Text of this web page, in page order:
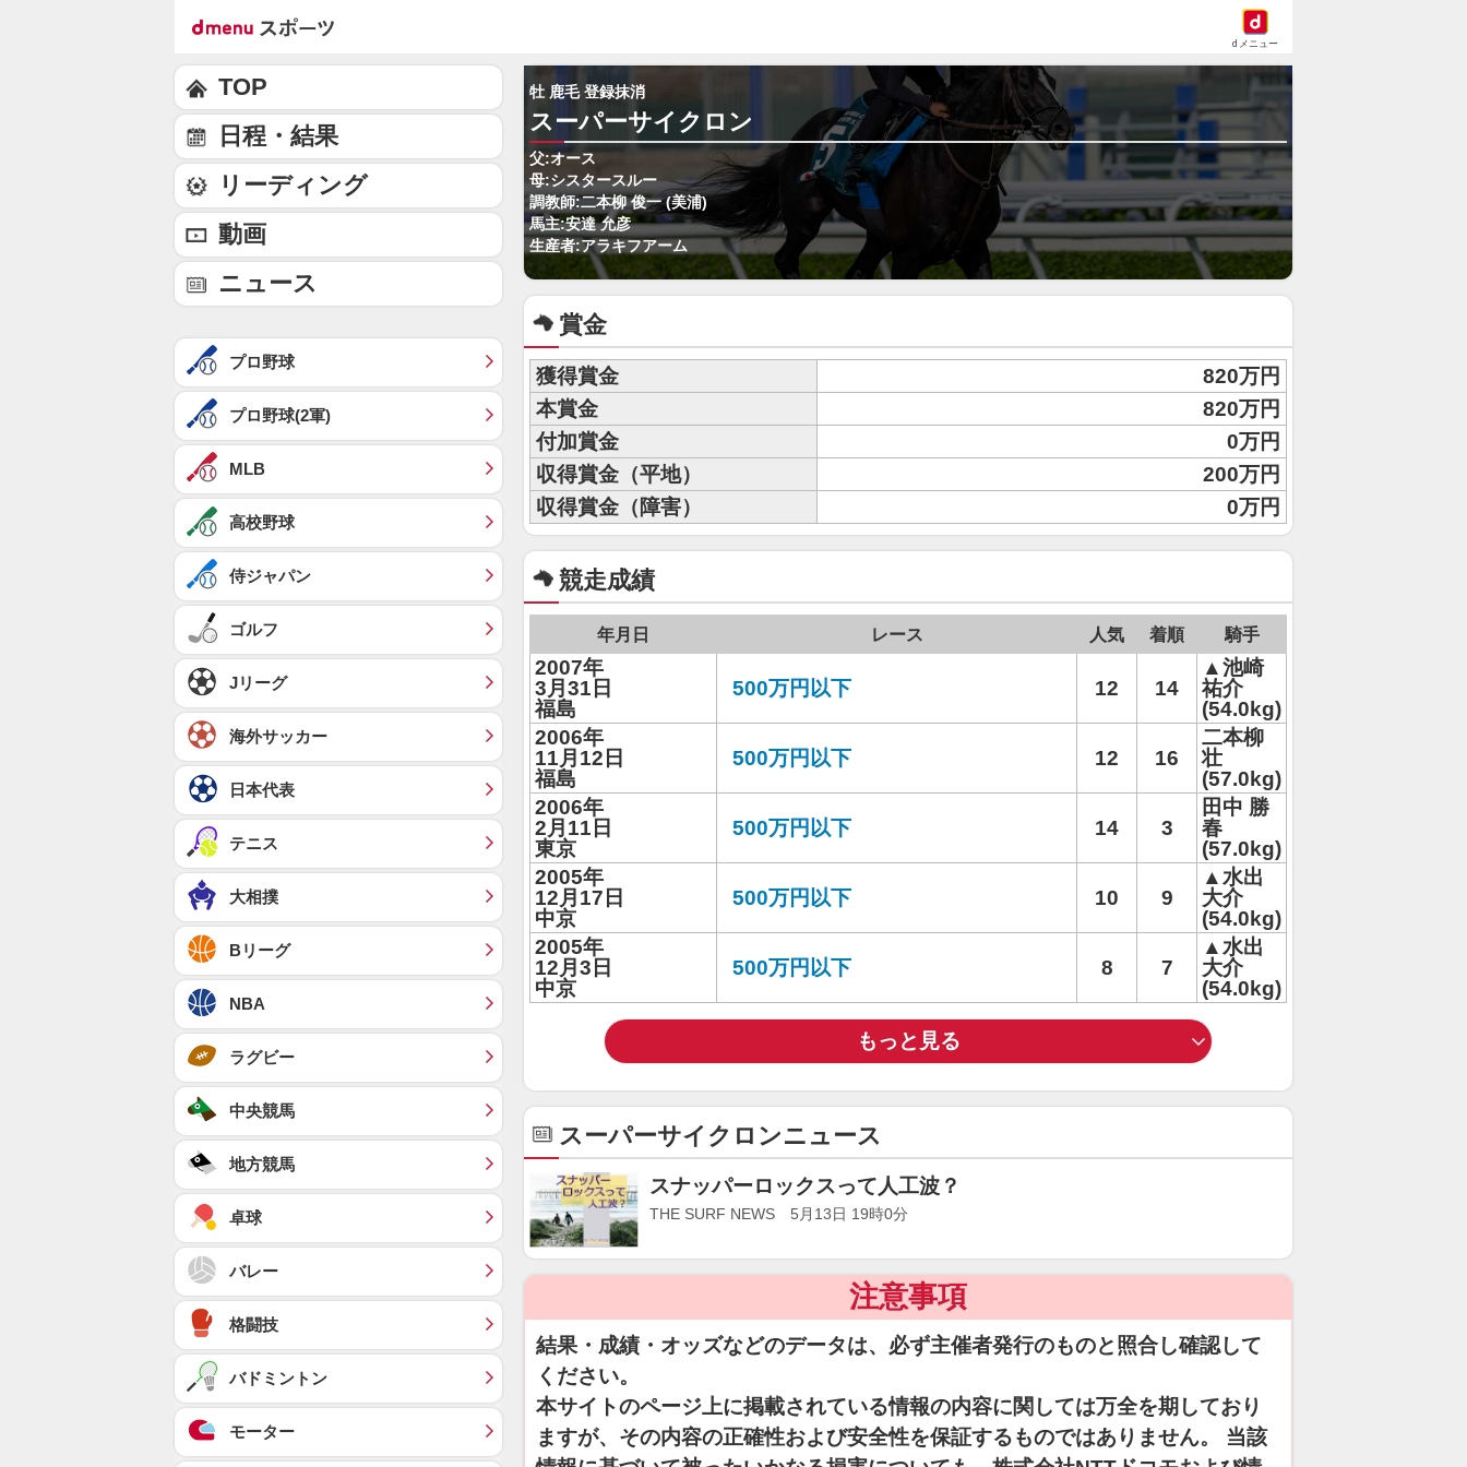
dメニュー
牡 鹿毛 登録抹消
スーパーサイクロン
父:オース
母:シスタースルー
調教師:二本柳 俊一 (美浦)
馬主:安達 允彦
生産者:アラキフアーム
賞金
獲得賞金
820万円
本賞金
820万円
付加賞金
0万円
収得賞金（平地）
200万円
収得賞金（障害）
0万円
競走成績
年月日 レース 人気 着順 騎手
2007年
3月31日
福島
500万円以下 12 14
▲池崎
祐介
(54.0kg)
2006年
11月12日
福島
500万円以下 12 16
二本柳
壮
(57.0kg)
2006年
2月11日
東京
500万円以下 14 3
田中 勝
春
(57.0kg)
2005年
12月17日
中京
500万円以下 10 9
▲水出
大介
(54.0kg)
2005年
12月3日
中京
500万円以下 8 7
▲水出
大介
(54.0kg)
もっと見る
スーパーサイクロンニュース
スナッパーロックスって人工波？
THE SURF NEWS 5月13日 19時0分
注意事項
結果・成績・オッズなどのデータは、必ず主催者発行のものと照合し確認して
ください。
本サイトのページ上に掲載されている情報の内容に関しては万全を期しており
ますが、その内容の正確性および安全性を保証するものではありません。 当該
TOP
日程・結果
リーディング
動画
ニュース
プロ野球
プロ野球(2軍)
MLB
高校野球
侍ジャパン
ゴルフ
Jリーグ
海外サッカー
日本代表
テニス
大相撲
Bリーグ
NBA
ラグビー
中央競馬
地方競馬
卓球
バレー
格闘技
バドミントン
モーター